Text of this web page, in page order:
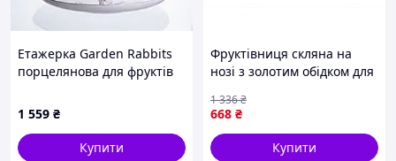
Етажерка Garden Rabbits
порцелянова для фруктів
7323-6
1 559 ₴
Купити
Фруктівниця скляна на
нозі з золотим обідком для
кольору 20х8,5см ТМ
BONADI
668 ₴
1 336₴
Купити